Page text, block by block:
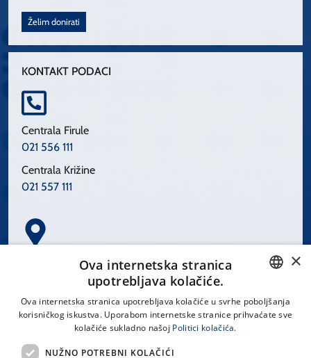
Želim donirati
KONTAKT PODACI
Centrala Firule
021 556 111
Centrala Križine
021 557 111
Spinčićeva 1, 21000 Split
CROATIAN
×
Ova internetska stranica
upotrebljava kolačiće.
Ova internetska stranica upotrebljava kolačiće u svrhe poboljšanja
korisničkog iskustva. Uporabom internetske stranice prihvaćate sve
kolačiće sukladno našoj Politici kolačića.
NUŽNO POTREBNI KOLAČIĆI